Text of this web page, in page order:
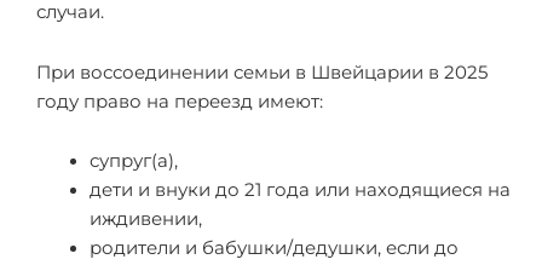
случаи.
При воссоединении семьи в Швейцарии в 2025
году право на переезд имеют:
супруг(а),
дети и внуки до 21 года или находящиеся на
иждивении,
родители и бабушки/дедушки, если до